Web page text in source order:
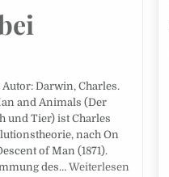
Darwin, Charles.
and Animals (Der
und Tier) ist Charles
nach On
of Man (1871).
des…Weiterlesen